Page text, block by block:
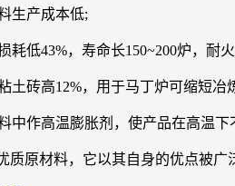
产成本低;
低43%，寿命长150~200炉，耐
砖高12%，用于马丁炉可缩短冶
作高温膨胀剂，使产品在高温下
原材料，它以其自身的优点被广